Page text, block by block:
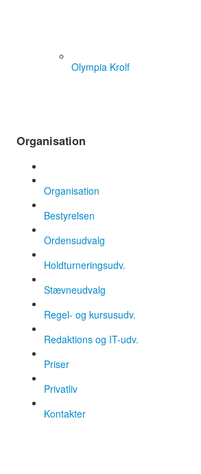
Olympia Krolf
Organisation
Organisation
Bestyrelsen
Ordensudvalg
Holdturneringsudv.
Stævneudvalg
Regel- og kursusudv.
Redaktions og IT-udv.
Priser
Privatliv
Kontakter